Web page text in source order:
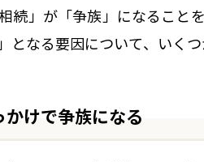
続」が「争族」になること
となる要因について、いくつ
けで争族になる